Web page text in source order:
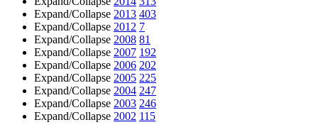
Expand/Collapse 2013 403
Expand/Collapse 2012 7
Expand/Collapse 2008 81
Expand/Collapse 2007 192
Expand/Collapse 2006 202
Expand/Collapse 2005 225
Expand/Collapse 2004 247
Expand/Collapse 2003 246
Expand/Collapse 2002 115